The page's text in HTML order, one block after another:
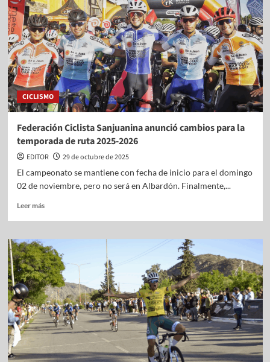
CICLISMO
Federación Ciclista Sanjuanina anunció cambios para la
temporada de ruta 2025-2026
EDITOR
29 de octubre de 2025
El campeonato se mantiene con fecha de inicio para el domingo
02 de noviembre, pero no será en Albardón. Finalmente,...
Leer más